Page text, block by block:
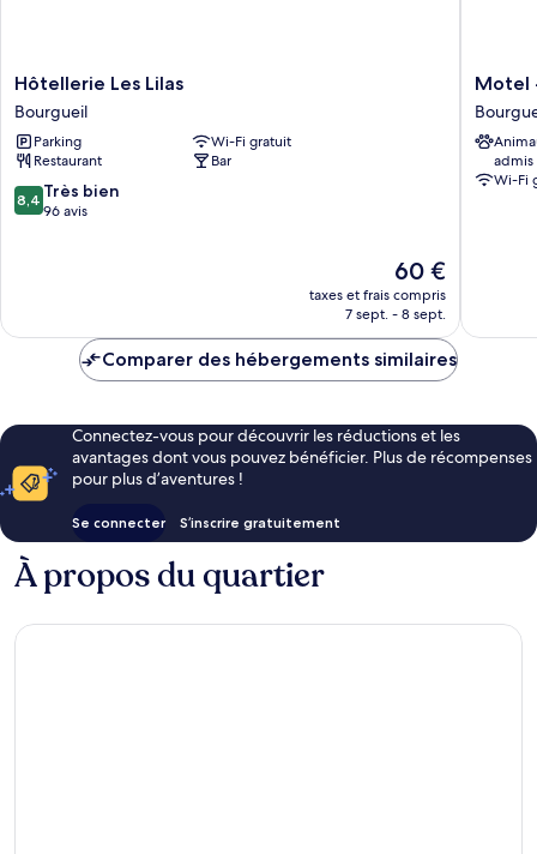
Hôtellerie
Les
Lilas
Bourgueil
Hôtellerie Les Lilas
Bourgueil
Parking
Wi-Fi gratuit
Restaurant
Bar
8.4
sur
8,4 Très bien
96 avis
Le
nouveau
prix
de
60 €
taxes et frais compris
7 sept. - 8 sept.
Motel
-
Usine
à
Gaz
Motel
admis
Wi-Fi
Comparer des hébergements similaires
Connectez-vous pour découvrir les réductions et les
avantages dont vous pouvez bénéficier. Plus de récompenses
pour plus d’aventures !
Se connecter S’inscrire gratuitement
À propos du quartier